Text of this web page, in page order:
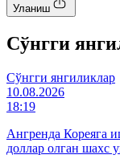
Уланиш
Cўнгги
Cўнгги янгиликлар
10.08.2026
18:19
Ангренда Кореяга
доллар олган шахс